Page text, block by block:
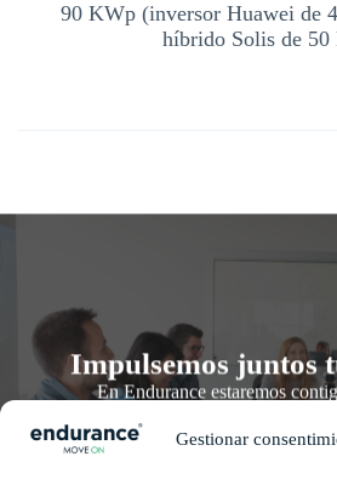
Gestionar
90 KWp (inversor Huawei de
híbrido Solis de 50
Impulsemos juntos
En Endurance estaremos
guiándote en cada fase de tu
te responderemos lo antes